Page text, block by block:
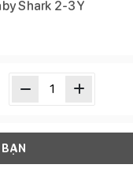
Shark 2-3Y